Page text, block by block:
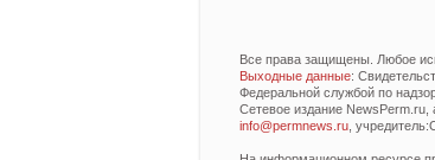
Все права защищены. Любое
Выходные данные:
Федеральной службой по
Сетевое издание NewsPerm.ru,
info@permnews.ru ,